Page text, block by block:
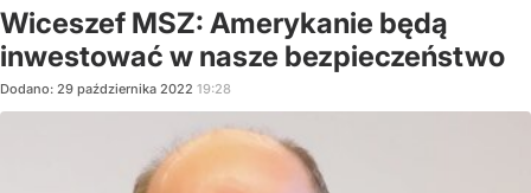
Wiceszef MSZ: Amerykanie będą
inwestować w nasze bezpieczeństwo
Dodano: 29 października 2022 19:28